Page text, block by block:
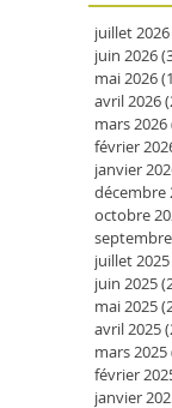
juillet 2026
juin 2026
mai 2026
avril 2026
mars 2026
février
janvier
décembre
octobre
juillet 2025
juin 2025
mai 2025
avril 2025
mars 2025
février
janvier